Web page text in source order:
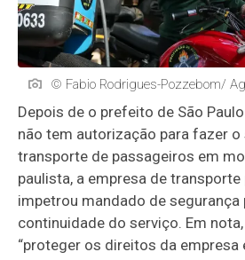
© Fabio Rodrigues-Pozzebom/
Depois de o prefeito de São
não tem autorização para fazer o
transporte de passageiros em
paulista, a empresa de
impetrou mandado de segurança
continuidade do serviço. Em
“proteger os direitos da empresa